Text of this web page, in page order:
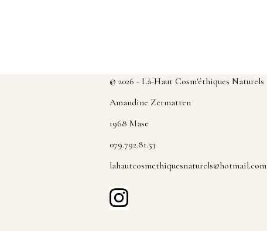
© 2026 - Là-Haut Cosm'éthiques Naturels
Amandine Zermatten
1968 Mase
079.792.81.53
lahautcosmethiquesnaturels@hotmail.com